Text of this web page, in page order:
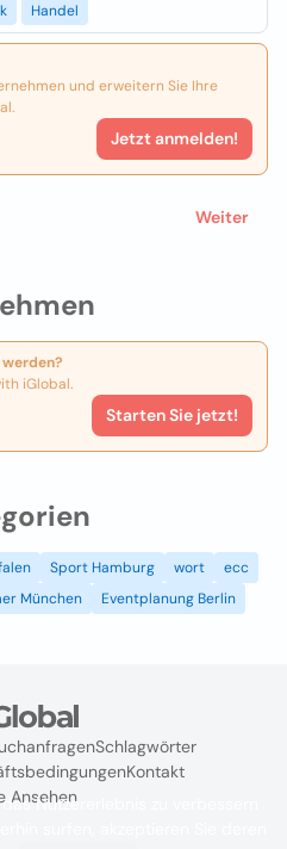
iGlobal.
Starten Sie jetzt!
Handel
und erweitern Sie Ihre
Jetzt anmelden!
Weiter
Sport Hamburg wort
ecc
München
Eventplanung Berlin
Schlagwörter
Kontakt
Ansehen
Nutzererlebnis zu verbessern